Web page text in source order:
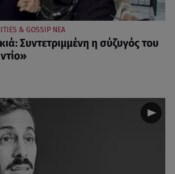
& GOSSIP ΝΕΑ
Συντετριμμένη η σύζυγός του